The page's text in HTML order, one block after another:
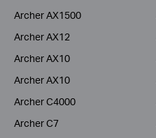
Archer AX1500
Archer AX12
Archer AX10
Archer AX10
Archer C4000
Archer C7